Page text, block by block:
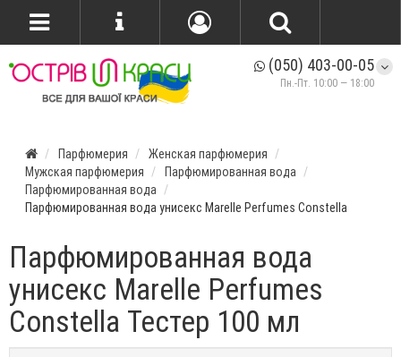
(050) 403-00-05
Пн.-Пт. 10:00 — 18:00
Парфюмерия
Женская парфюмерия
Мужская парфюмерия
Парфюмированная вода
Парфюмированная вода
Парфюмированная вода унисекс Marelle Perfumes Constella
Парфюмированная вода
унисекс Marelle Perfumes
Constella Тестер 100 мл